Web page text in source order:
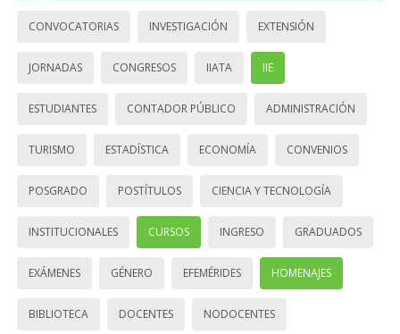
CONVOCATORIAS INVESTIGACIÓN EXTENSIÓN
JORNADAS CONGRESOS IIATA IIE
ESTUDIANTES CONTADOR PÚBLICO ADMINISTRACIÓN
TURISMO ESTADÍSTICA ECONOMÍA CONVENIOS
POSGRADO POSTÍTULOS CIENCIA Y TECNOLOGÍA
INSTITUCIONALES CURSOS INGRESO GRADUADOS
EXÁMENES GÉNERO EFEMÉRIDES HOMENAJES
BIBLIOTECA DOCENTES NODOCENTES